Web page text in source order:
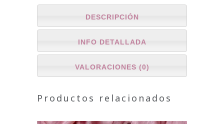
DESCRIPCIÓN
INFO DETALLADA
VALORACIONES (0)
Productos relacionados